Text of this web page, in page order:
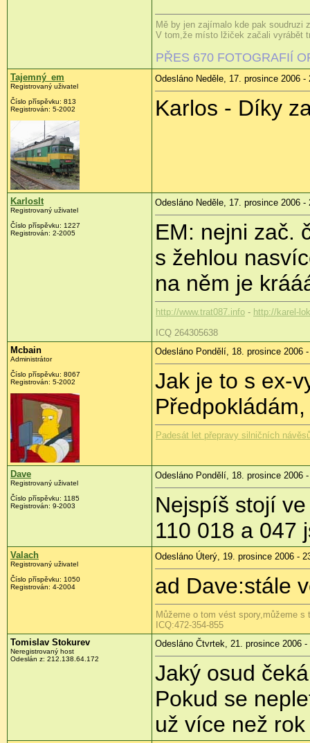
Mě by jen zajímalo kde pak soudruzi
V tom,že místo lžiček začali vyrábět
PŘES 670 FOTOGRAFIÍ
Tajemný_em
Registrovaný uživatel
Číslo příspěvku: 813
Registrován: 5-2002
Odesláno Neděle, 17. prosince 2006 -
Karlos - Díky
Karloslt
Registrovaný uživatel
Číslo příspěvku: 1227
Registrován: 2-2005
Odesláno Neděle, 17. prosince 2006 -
EM: nejni zač.
s žehlou
na něm je
http://www.trat087.info - http://karel-
ICQ 264305638
Mcbain
Administrátor
Číslo příspěvku: 8067
Registrován: 5-2002
Odesláno Pondělí, 18. prosince 2006 -
Jak je to s ex-
Padesát let přepravy silničních
Dave
Registrovaný uživatel
Číslo příspěvku: 1185
Registrován: 9-2003
Odesláno Pondělí, 18. prosince 2006 -
Nejspíš stojí
110 018 a 047
Valach
Registrovaný uživatel
Číslo příspěvku: 1050
Registrován: 4-2004
Odesláno Úterý, 19. prosince 2006 -
ad Dave:stále
Můžeme o tom vést spory,můžeme
ICQ:472-354-855
Tomislav Stokurev
Neregistrovaný host
Odeslán z: 212.138.64.172
Odesláno Čtvrtek, 21. prosince 2006 -
Jaký osud
Pokud se
už více než